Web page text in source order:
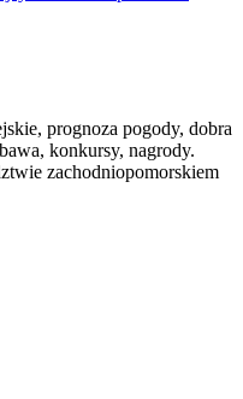
prognoza pogody, dobra
konkursy, nagrody.
zachodniopomorskiem